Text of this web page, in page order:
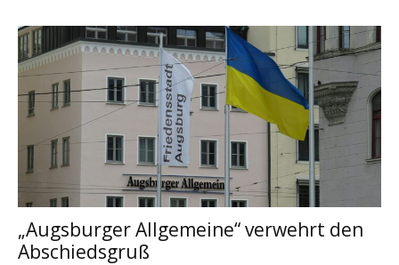
„Augsburger Allgemeine“ verwehrt den
Abschiedsgruß